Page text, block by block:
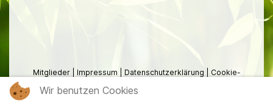
Mitglieder Impressum Datenschutzerklärung
Cookie-
Wir benutzen Cookies